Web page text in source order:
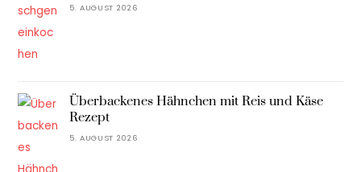
5. AUGUST 2026
Überbackenes Hähnchen mit Reis und Käse
Rezept
5. AUGUST 2026